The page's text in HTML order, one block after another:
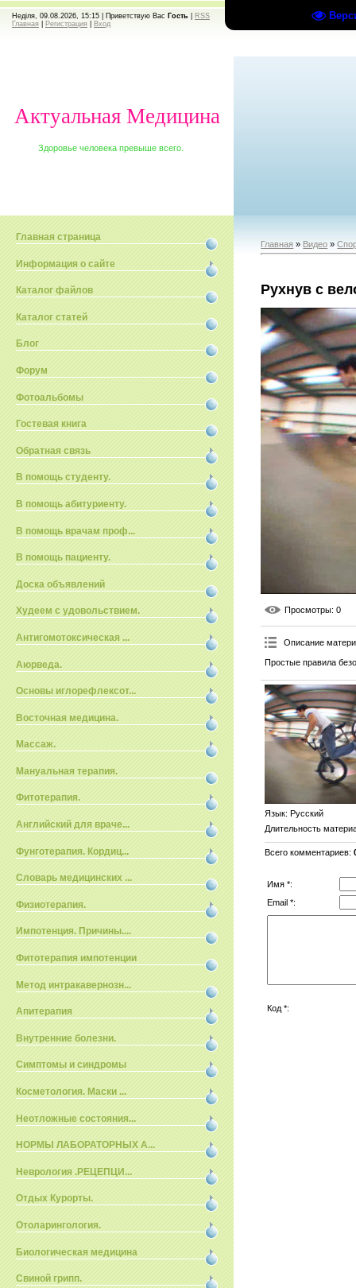
Неділя, 09.08.2026, 15:15 | Приветствую Вас Гость
RSS
Главная
Регистрация Вход
Актуальная Медицина
Здоровье человека превыше всего.
Главная страница
Информация о сайте
Каталог файлов
Каталог статей
Блог
Форум
Фотоальбомы
Гостевая книга
Обратная связь
В помощь студенту.
В помощь абитуриенту.
В помощь врачам проф...
В помощь пациенту.
Доска объявлений
Худеем с удовольствием.
Антигомотоксическая ...
Аюрведа.
Основы иглорефлексот...
Восточная медицина.
Массаж.
Мануальная терапия.
Фитотерапия.
Английский для враче...
Фунготерапия. Кордиц...
Словарь медицинских ...
Физиотерапия.
Импотенция. Причины....
Фитотерапия импотенции
Метод интракавернозн...
Апитерапия
Внутренние болезни.
Симптомы и синдромы
Косметология. Маски ...
Неотложные состояния...
НОРМЫ ЛАБОРАТОРНЫХ А...
Неврология .РЕЦЕПЦИ...
Отдых Курорты.
Отоларингология.
Биологическая медицина
Свиной грипп.
Главная » Видео »
Рухнув с
Просмотры: 0
Описание
Простые правила
Язык: Русский
Длительность
Всего комментариев:
Имя *:
Email *:
Код *: